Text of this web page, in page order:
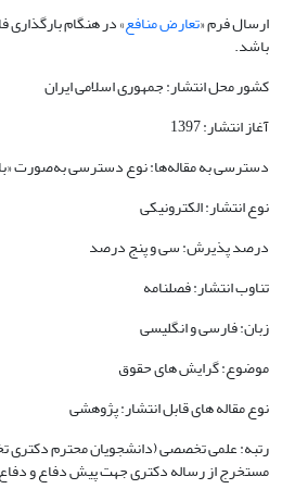
ارسال فرم «تعارض منافع» در هنگام بارگذاری
باشد.
کشور محل انتشار: جمهوری اسلامی ایران
آغاز انتشار:1397
دسترسی به مقاله‌ها: نوع دسترسی به‌صورت
نوع انتشار: الکترونیکی
درصد پذیرش: سی و پنج درصد
تناوب انتشار: فصلنامه
زبان: فارسی و انگلیسی
موضوع: گرایش های حقوق
نوع مقاله های قابل انتشار: پژوهشی
رتبه: علمی تخصصی (دانشجویان محترم دکتری
مستخرج از رساله دکتری جهت پیش دفاع و